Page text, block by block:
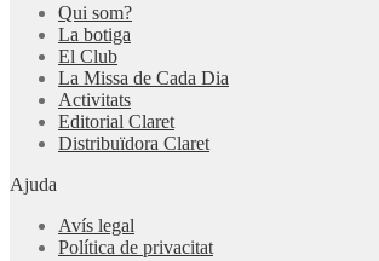
Qui som?
La botiga
El Club
La Missa de Cada Dia
Activitats
Editorial Claret
Distribuïdora Claret
Ajuda
Avís legal
Política de privacitat